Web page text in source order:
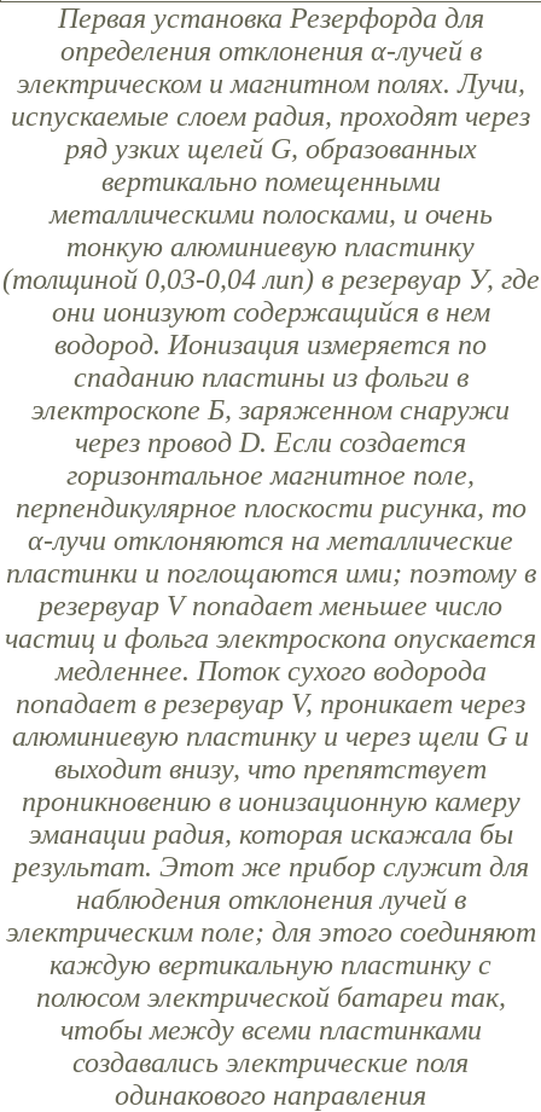
Первая установка Резерфорда для
определения отклонения α-лучей в
электрическом и магнитном полях. Лучи,
испускаемые слоем радия, проходят через
ряд узких щелей G, образованных
вертикально помещенными
металлическими полосками, и очень
тонкую алюминиевую пластинку
(толщиной 0,03-0,04 лип) в резервуар У, где
они ионизуют содержащийся в нем
водород. Ионизация измеряется по
спаданию пластины из фольги в
электроскопе Б, заряженном снаружи
через провод D. Если создается
горизонтальное магнитное поле,
перпендикулярное плоскости рисунка, то
α-лучи отклоняются на металлические
пластинки и поглощаются ими; поэтому в
резервуар V попадает меньшее число
частиц и фольга электроскопа опускается
медленнее. Поток сухого водорода
попадает в резервуар V, проникает через
алюминиевую пластинку и через щели G и
выходит внизу, что препятствует
проникновению в ионизационную камеру
эманации радия, которая искажала бы
результат. Этот же прибор служит для
наблюдения отклонения лучей в
электрическим поле; для этого соединяют
каждую вертикальную пластинку с
полюсом электрической батареи так,
чтобы между всеми пластинками
создавались электрические поля
одинакового направления